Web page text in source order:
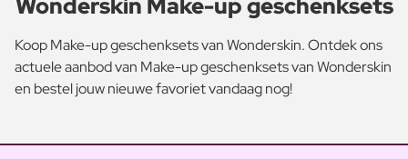
Koop Make-up geschenksets van Wonderskin. Ontdek ons
actuele aanbod van Make-up geschenksets van Wonderskin
en bestel jouw nieuwe favoriet vandaag nog!